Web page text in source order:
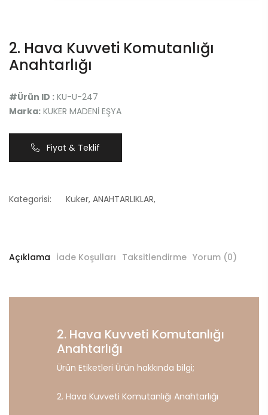
2. Hava Kuvveti Komutanlığı
Anahtarlığı
#Ürün ID : KU-U-247
Marka: KUKER MADENİ EŞYA
Fiyat & Teklif
Kategorisi: Kuker, ANAHTARLIKLAR,
Açıklama İade Koşulları Taksitlendirme Yorum (0)
2. Hava Kuvveti Komutanlığı
Anahtarlığı
Ürün Etiketleri Ürün hakkında bilgi;
2. Hava Kuvveti Komutanlığı Anahtarlığı